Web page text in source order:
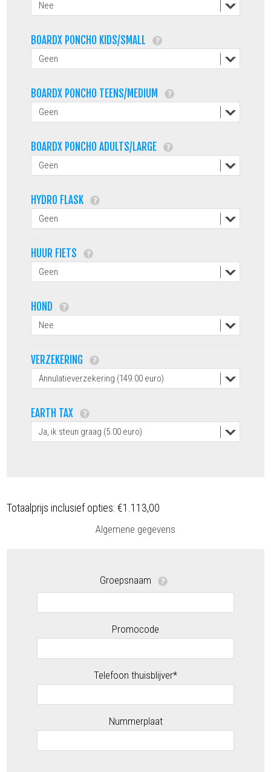
BOARDX PONCHO KIDS/SMALL
BOARDX PONCHO TEENS/MEDIUM
BOARDX PONCHO ADULTS/LARGE
HYDRO FLASK
HUUR FIETS
HOND
VERZEKERING
EARTH TAX
Totaalprijs inclusief opties:€1.113,00
Algemene gegevens
Groepsnaam
Promocode
Telefoon thuisblijver*
Nummerplaat